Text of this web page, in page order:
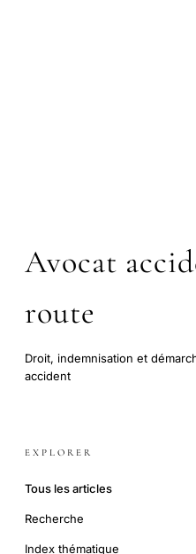
Avocat
route
Droit, indemnisation et
accident
EXPLORER
Tous les articles
Recherche
Index thématique